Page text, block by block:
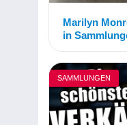
Marilyn
in
SAMMLUNGEN